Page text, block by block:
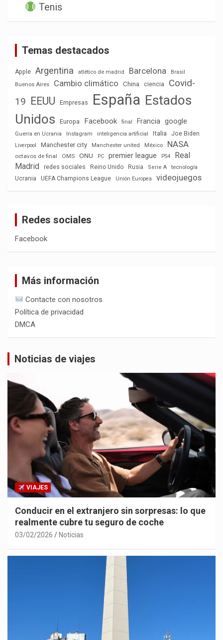
Tenis
Temas destacados
Apple Argentina atlético de madrid Barcelona
Brasil
Buenos Aires
Cambio climático China ciencia
Covid-
19 EEUU Empresas España Estados
Unidos
Europa Facebook final Francia google
Guerra en Ucrania Instagram inteligencia artificial Italia Joe Biden
Liverpool Manchester city Manchester united México NASA
octavos de final OMS ONU PC premier league PS4
Real
Madrid
redes sociales Reino Unido Rusia Serie A
tecnología
Ucrania
UEFA Champions League Unión Europea videojuegos
Redes sociales
Facebook
Más información
Contacte con nosotros
Política de privacidad
DMCA
Noticias de viajes
VIAJES
Conducir en el extranjero sin sorpresas: lo que
realmente cubre tu seguro de coche
03/02/2026 Noticias